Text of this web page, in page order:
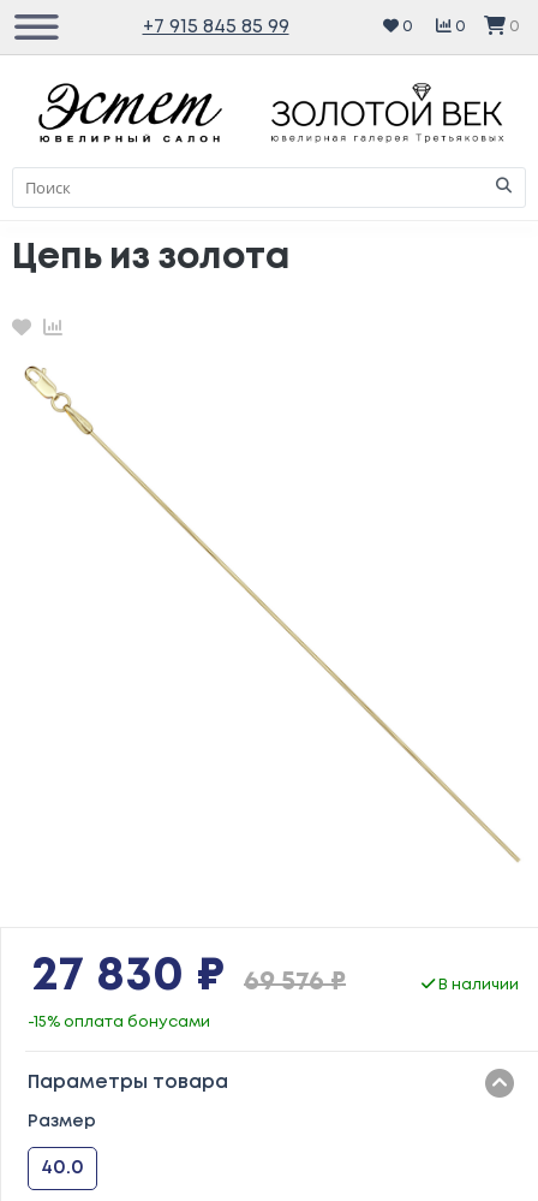
+7 915 845 85 99 0 0 0
Цепь из золота
Избранное
Сравнение
27 830 ₽ 69 576 ₽ В наличии
-15% оплата бонусами
Параметры товара
Размер
40.0